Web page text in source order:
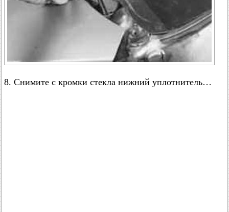
8. Снимите с кромки стекла нижний уплотнитель…